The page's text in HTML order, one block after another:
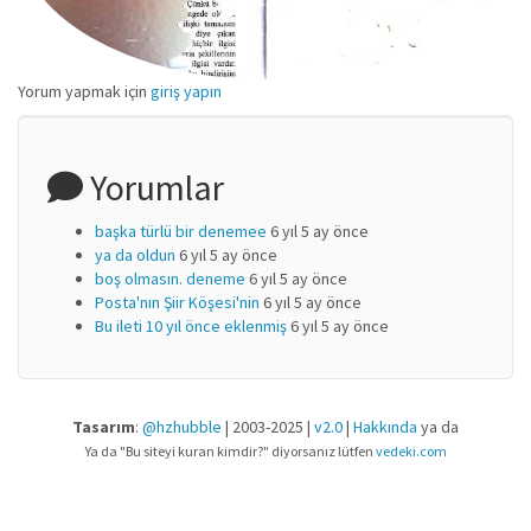
Yorum yapmak için giriş yapın
Yorumlar
başka türlü bir denemee 6 yıl 5 ay önce
ya da oldun 6 yıl 5 ay önce
boş olmasın. deneme 6 yıl 5 ay önce
Posta'nın Şiir Köşesi'nin 6 yıl 5 ay önce
Bu ileti 10 yıl önce eklenmiş6 yıl 5 ay önce
Tasarım: @hzhubble | 2003-2025 | v2.0| Hakkında ya da
Ya da "Bu siteyi kuran kimdir?" diyorsanız lütfen vedeki.com